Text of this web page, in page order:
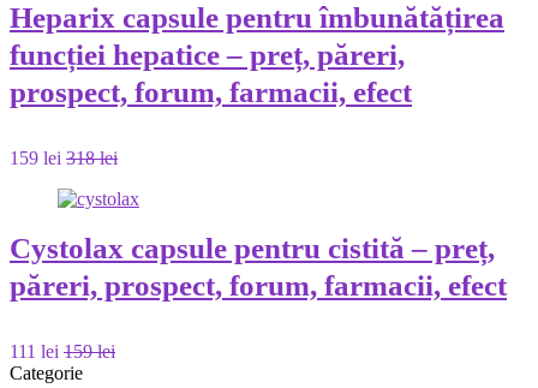
Heparix capsule pentru îmbunătățirea
funcției hepatice – preț, păreri,
prospect, forum, farmacii, efect
159 lei 318 lei
Cystolax capsule pentru cistită – preț,
păreri, prospect, forum, farmacii, efect
111 lei 159 lei
Categorie